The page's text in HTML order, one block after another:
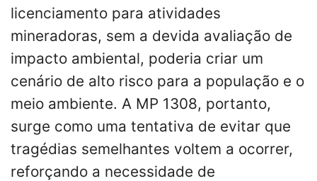
licenciamento para atividades
mineradoras, sem a devida avaliação de
impacto ambiental, poderia criar um
cenário de alto risco para a população e o
meio ambiente. A MP 1308, portanto,
surge como uma tentativa de evitar que
tragédias semelhantes voltem a ocorrer,
reforçando a necessidade de